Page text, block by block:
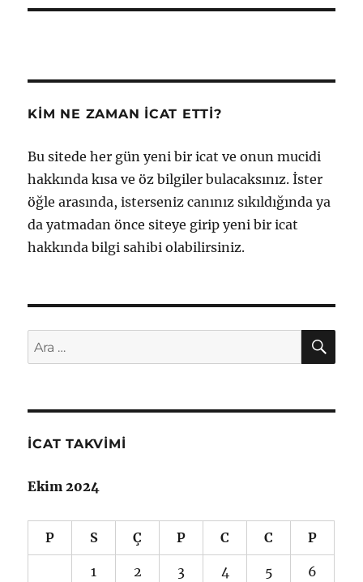
KIM NE ZAMAN İCAT ETTI?
Bu sitede her gün yeni bir icat ve onun mucidi
hakkında kısa ve öz bilgiler bulacaksınız. İster
öğle arasında, isterseniz canınız sıkıldığında ya
da yatmadan önce siteye girip yeni bir icat
hakkında bilgi sahibi olabilirsiniz.
Ara:
İCAT TAKVIMI
Ekim 2024
P S Ç P C C P
1 2 3 4 5 6